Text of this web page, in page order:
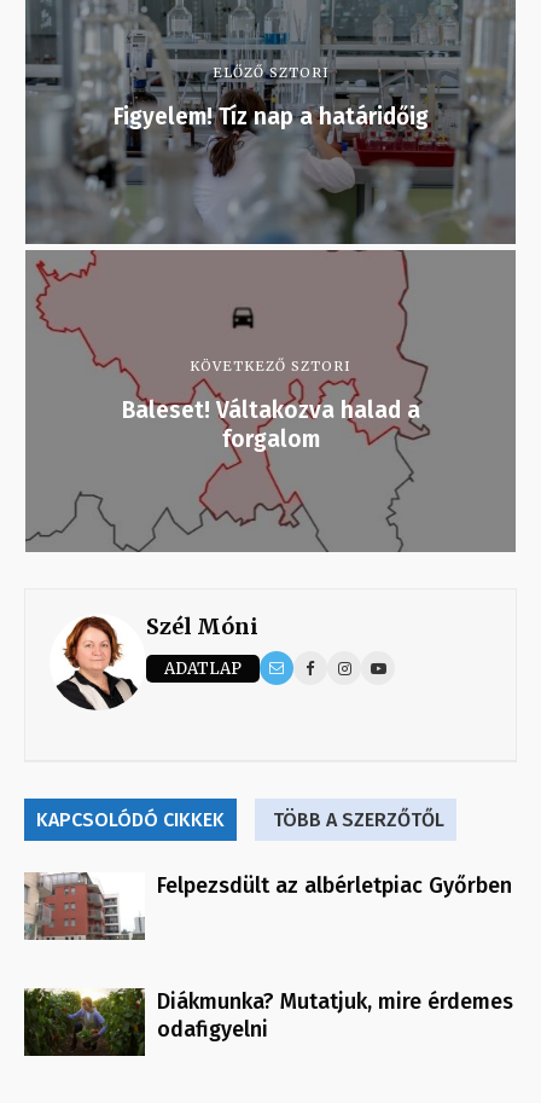
ELŐZŐ SZTORI
Figyelem! Tíz nap a határidőig
KÖVETKEZŐ SZTORI
Baleset! Váltakozva halad a
forgalom
Szél Móni
ADATLAP
KAPCSOLÓDÓ CIKKEK TÖBB A SZERZŐTŐL
Felpezsdült az albérletpiac Győrben
Diákmunka? Mutatjuk, mire érdemes
odafigyelni